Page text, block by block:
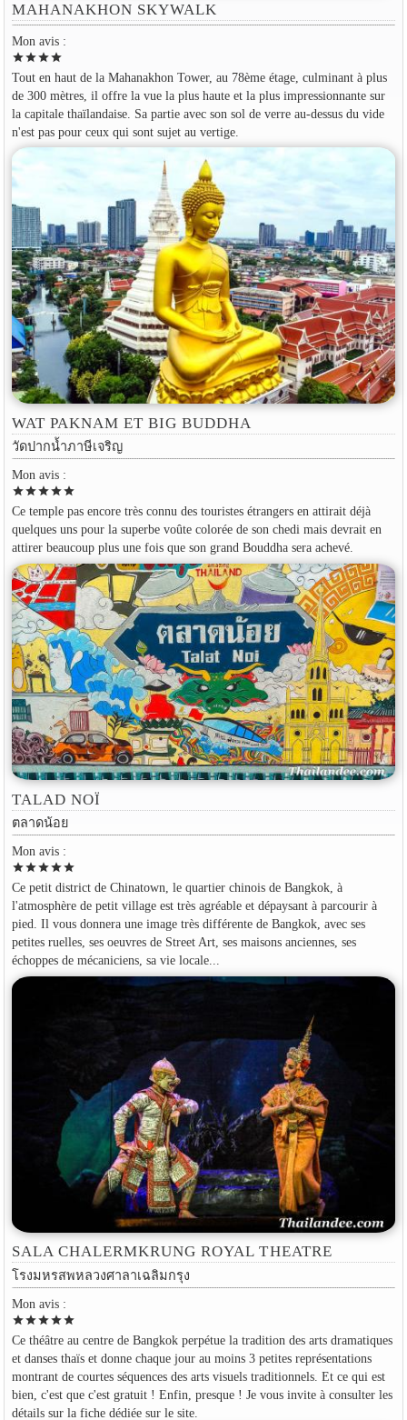
MAHANAKHON SKYWALK
Mon avis :
starstarstarstar
Tout en haut de la Mahanakhon Tower, au 78ème étage, culminant à plus
de 300 mètres, il offre la vue la plus haute et la plus impressionnante sur
la capitale thaïlandaise. Sa partie avec son sol de verre au-dessus du vide
n'est pas pour ceux qui sont sujet au vertige.
WAT PAKNAM ET BIG BUDDHA
วัดปากน้ำภาษีเจริญ
Mon avis :
starstarstarstarstar
Ce temple pas encore très connu des touristes étrangers en attirait déjà
quelques uns pour la superbe voûte colorée de son chedi mais devrait en
attirer beaucoup plus une fois que son grand Bouddha sera achevé.
TALAD NOÏ
ตลาดน้อย
Mon avis :
starstarstarstarstar
Ce petit district de Chinatown, le quartier chinois de Bangkok, à
l'atmosphère de petit village est très agréable et dépaysant à parcourir à
pied. Il vous donnera une image très différente de Bangkok, avec ses
petites ruelles, ses oeuvres de Street Art, ses maisons anciennes, ses
échoppes de mécaniciens, sa vie locale...
SALA CHALERMKRUNG ROYAL THEATRE
โรงมหรสพหลวงศาลาเฉลิมกรุง
Mon avis :
starstarstarstarstar
Ce théâtre au centre de Bangkok perpétue la tradition des arts dramatiques
et danses thaïs et donne chaque jour au moins 3 petites représentations
montrant de courtes séquences des arts visuels traditionnels. Et ce qui est
bien, c'est que c'est gratuit ! Enfin, presque ! Je vous invite à consulter les
détails sur la fiche dédiée sur le site.